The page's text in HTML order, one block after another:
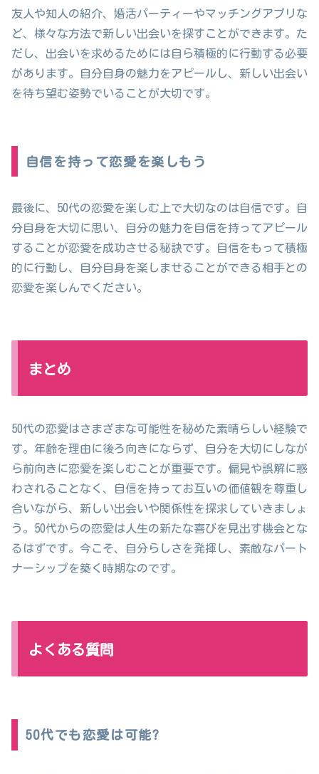
友人や知人の紹介、婚活パーティーやマッチングアプリな
ど、様々な方法で新しい出会いを探すことができます。た
だし、出会いを求めるためには自ら積極的に行動する必要
があります。自分自身の魅力をアピールし、新しい出会い
を待ち望む姿勢でいることが大切です。
自信を持って恋愛を楽しもう
最後に、50代の恋愛を楽しむ上で大切なのは自信です。自
分自身を大切に思い、自分の魅力を自信を持ってアピール
することが恋愛を成功させる秘訣です。自信をもって積極
的に行動し、自分自身を楽しませることができる相手との
恋愛を楽しんでください。
まとめ
50代の恋愛はさまざまな可能性を秘めた素晴らしい経験で
す。年齢を理由に後ろ向きにならず、自分を大切にしなが
ら前向きに恋愛を楽しむことが重要です。偏見や誤解に惑
わされることなく、自信を持ってお互いの価値観を尊重し
合いながら、新しい出会いや関係性を探求していきましょ
う。50代からの恋愛は人生の新たな喜びを見出す機会とな
るはずです。今こそ、自分らしさを発揮し、素敵なパート
ナーシップを築く時期なのです。
よくある質問
50代でも恋愛は可能?